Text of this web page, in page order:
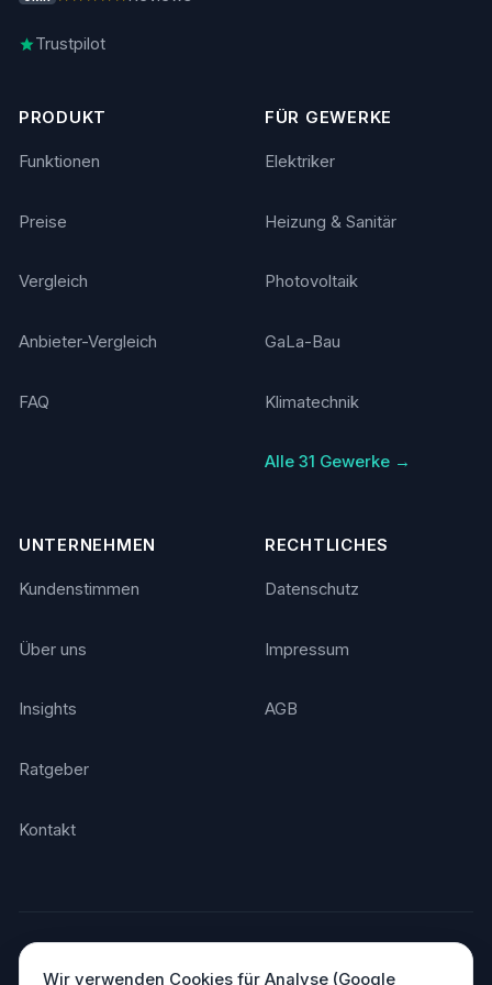
Trustpilot
PRODUKT
Funktionen
Preise
Vergleich
Anbieter-Vergleich
FAQ
FÜR GEWERKE
Elektriker
Heizung & Sanitär
Photovoltaik
GaLa-Bau
Klimatechnik
Alle 31 Gewerke →
UNTERNEHMEN
Kundenstimmen
Über uns
Insights
Ratgeber
Kontakt
RECHTLICHES
Datenschutz
Impressum
AGB
DSGVO-konform · Hosting in Deutschland
Wir verwenden Cookies für Analyse (Google